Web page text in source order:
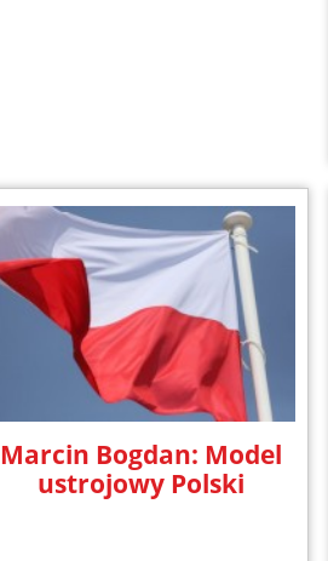
Marcin Bogdan: Model
ustrojowy Polski